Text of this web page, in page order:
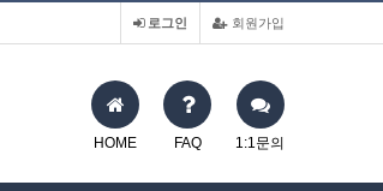
회원가입
로그인
HOME FAQ 1:1문의